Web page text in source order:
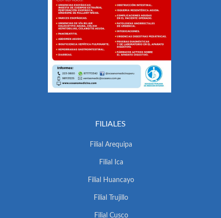
FILIALES
Filial Arequipa
Filial Ica
Filial Huancayo
Filial Trujillo
Filial Cusco